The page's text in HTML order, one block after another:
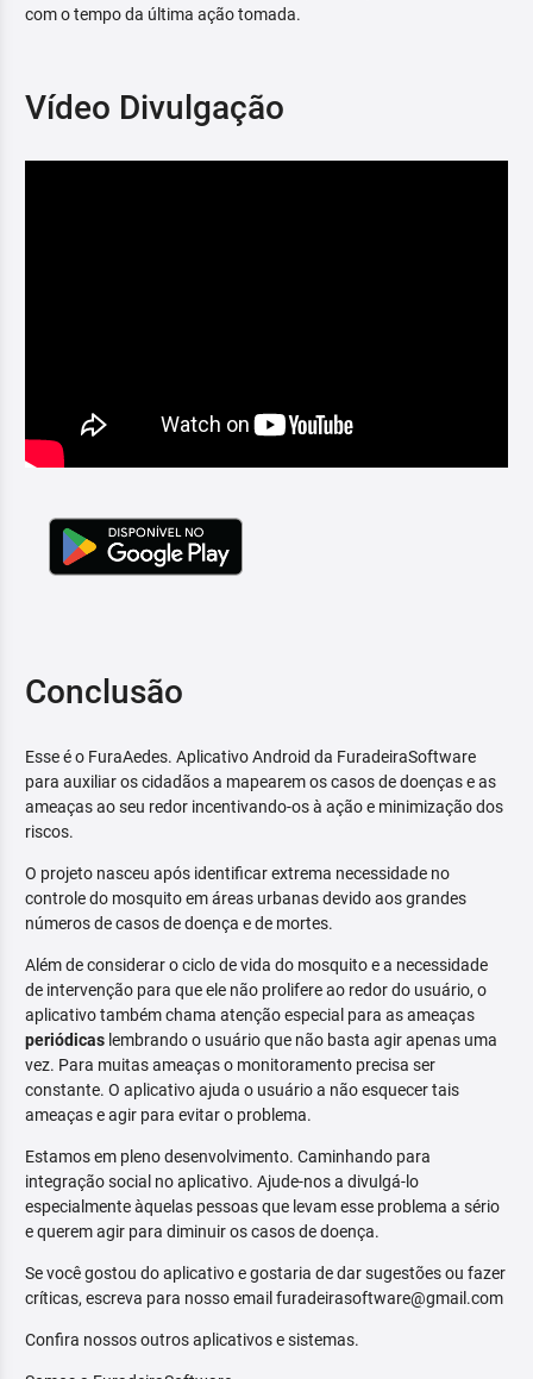
com o tempo da última ação tomada.
Vídeo Divulgação
Conclusão
Esse é o FuraAedes. Aplicativo Android da FuradeiraSoftware
para auxiliar os cidadãos a mapearem os casos de doenças e as
ameaças ao seu redor incentivando-os à ação e minimização dos
riscos.
O projeto nasceu após identificar extrema necessidade no
controle do mosquito em áreas urbanas devido aos grandes
números de casos de doença e de mortes.
Além de considerar o ciclo de vida do mosquito e a necessidade
de intervenção para que ele não prolifere ao redor do usuário, o
aplicativo também chama atenção especial para as ameaças
periódicas lembrando o usuário que não basta agir apenas uma
vez. Para muitas ameaças o monitoramento precisa ser
constante. O aplicativo ajuda o usuário a não esquecer tais
ameaças e agir para evitar o problema.
Estamos em pleno desenvolvimento. Caminhando para
integração social no aplicativo. Ajude-nos a divulgá-lo
especialmente àquelas pessoas que levam esse problema a sério
e querem agir para diminuir os casos de doença.
Se você gostou do aplicativo e gostaria de dar sugestões ou fazer
críticas, escreva para nosso email furadeirasoftware@gmail.com
Confira nossos outros aplicativos e sistemas.